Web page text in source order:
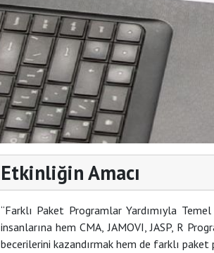
Etkinliğin Amacı
“Farklı Paket Programlar Yardımıyla
insanlarına hem CMA, JAMOVI, JASP, R
becerilerini kazandırmak hem de farklı